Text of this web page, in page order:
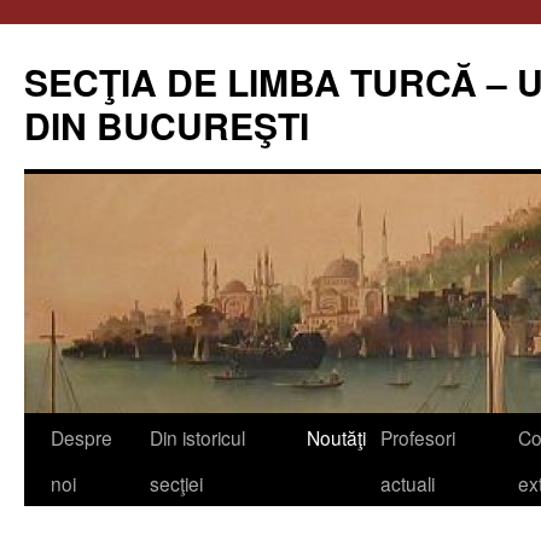
content
SECŢIA DE LIMBA TURCĂ –
DIN BUCUREŞTI
Despre
noi
Din istoricul
secţiei
Noutăţi Profesori
actuali